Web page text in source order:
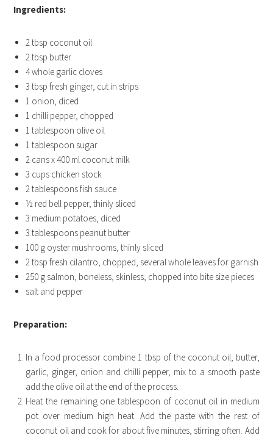
Ingredients:
2 tbsp coconut oil
2 tbsp butter
4 whole garlic cloves
3 tbsp fresh ginger, cut in strips
1 onion, diced
1 chilli pepper, chopped
1 tablespoon olive oil
1 tablespoon sugar
2 cans x 400 ml coconut milk
3 cups chicken stock
2 tablespoons fish sauce
½ red bell pepper, thinly sliced
3 medium potatoes, diced
3 tablespoons peanut butter
100 g oyster mushrooms, thinly sliced
2 tbsp fresh cilantro, chopped, several whole leaves for garnish
250 g salmon, boneless, skinless, chopped into bite size pieces
salt and pepper
Preparation:
In a food processor combine 1 tbsp of the coconut oil, butter,
garlic, ginger, onion and chilli pepper, mix to a smooth paste
add the olive oil at the end of the process.
Heat the remaining one tablespoon of coconut oil in medium
pot over medium high heat. Add the paste with the rest of
coconut oil and cook for about five minutes, stirring often. Add